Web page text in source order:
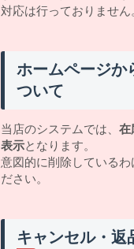
対応は行っておりません
ホームページか
ついて
当店のシステムでは、 在
表示となります。
意図的に削除している
ださい。
キャンセル・返